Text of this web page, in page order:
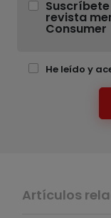
revista
Consumer
He leído y
Artículos